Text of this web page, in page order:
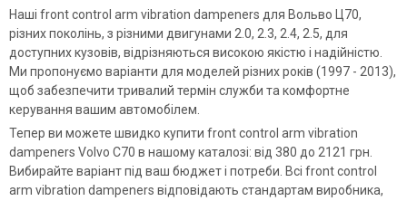
Наші front control arm vibration dampeners для Вольво Ц70,
різних поколінь, з різними двигунами 2.0, 2.3, 2.4, 2.5, для
доступних кузовів, відрізняються високою якістю і надійністю.
Ми пропонуємо варіанти для моделей різних років (1997 - 2013),
щоб забезпечити тривалий термін служби та комфортне
керування вашим автомобілем.
Тепер ви можете швидко купити front control arm vibration
dampeners Volvo C70 в нашому каталозі: від 380 до 2121 грн.
Вибирайте варіант під ваш бюджет і потреби. Всі front control
arm vibration dampeners відповідають стандартам виробника,